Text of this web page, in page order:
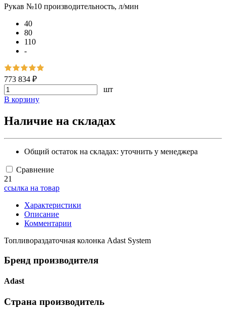
Рукав №10 производительность, л/мин
40
80
110
-
773 834 ₽
шт
В корзину
Наличие на складах
Общий остаток на складах: уточнить у менеджера
Сравнение
21
ссылка на товар
Характеристики
Описание
Комментарии
Топливораздаточная колонка Adast System
Бренд производителя
Adast
Страна производитель